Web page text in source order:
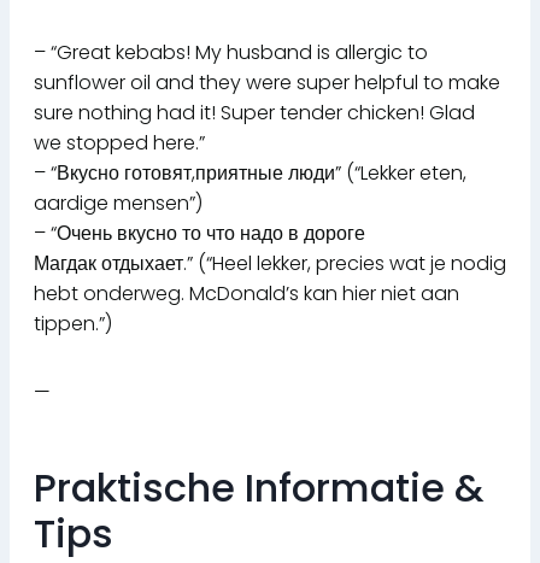
– “Great kebabs! My husband is allergic to
sunflower oil and they were super helpful to make
sure nothing had it! Super tender chicken! Glad
we stopped here.”
– “Вкусно готовят,приятные люди” (“Lekker eten,
aardige mensen”)
– “Очень вкусно то что надо в дороге
Магдак отдыхает.” (“Heel lekker, precies wat je nodig
hebt onderweg. McDonald’s kan hier niet aan
tippen.”)
—
Praktische Informatie &
Tips